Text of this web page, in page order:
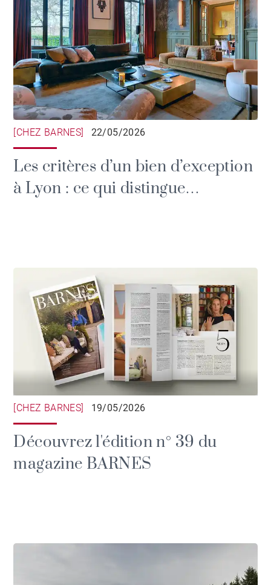
[CHEZ BARNES] 22/05/2026
Les critères d’un bien d’exception
à Lyon : ce qui distingue
[CHEZ BARNES] 19/05/2026
Découvrez l'édition n° 39 du
magazine BARNES